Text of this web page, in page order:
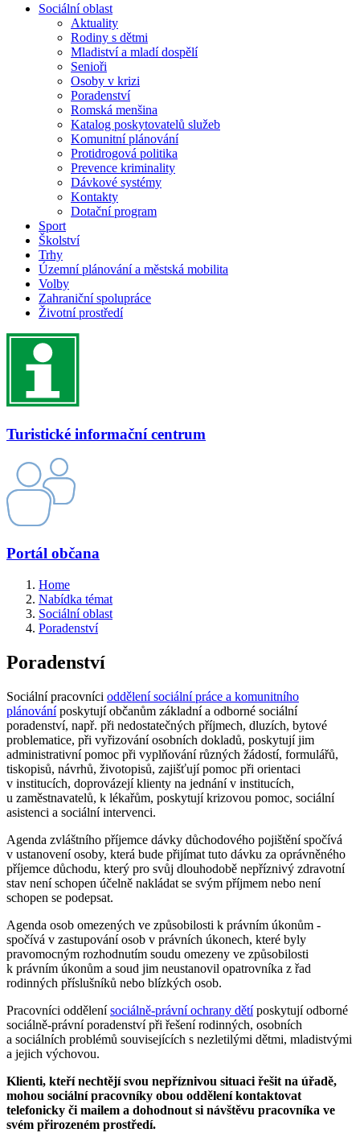
Sociální oblast
Aktuality
Rodiny s dětmi
Mladiství a mladí dospělí
Senioři
Osoby v krizi
Poradenství
Romská menšina
Katalog poskytovatelů služeb
Komunitní plánování
Protidrogová politika
Prevence kriminality
Dávkové systémy
Kontakty
Dotační program
Sport
Školství
Trhy
Územní plánování a městská mobilita
Volby
Zahraniční spolupráce
Životní prostředí
Turistické informační centrum
Portál občana
Home
Nabídka témat
Sociální oblast
Poradenství
Poradenství
Sociální pracovníci oddělení sociální práce a komunitního
plánováníposkytují občanům základní a odborné sociální
poradenství, např. při nedostatečných příjmech, dluzích, bytové
problematice, při vyřizování osobních dokladů, poskytují jim
administrativní pomoc při vyplňování různých žádostí, formulářů,
tiskopisů, návrhů, životopisů, zajišťují pomoc při orientaci
v institucích, doprovázejí klienty na jednání v institucích,
u zaměstnavatelů, k lékařům, poskytují krizovou pomoc, sociální
asistenci a sociální intervenci.
Agenda zvláštního příjemce dávky důchodového pojištění spočívá
v ustanovení osoby, která bude přijímat tuto dávku za oprávněného
příjemce důchodu, který pro svůj dlouhodobě nepříznivý zdravotní
stav není schopen účelně nakládat se svým příjmem nebo není
schopen se podepsat.
Agenda osob omezených ve způsobilosti k právním úkonům -
spočívá v zastupování osob v právních úkonech, které byly
pravomocným rozhodnutím soudu omezeny ve způsobilosti
k právním úkonům a soud jim neustanovil opatrovníka z řad
rodinných příslušníků nebo blízkých osob.
Pracovníci oddělenísociálně-právní ochrany dětíposkytují odborné
sociálně-právní poradenství při řešení rodinných, osobních
a sociálních problémů souvisejících s nezletilými dětmi, mladistvými
a jejich výchovou.
Klienti, kteří nechtějí svou nepříznivou situaci řešit na úřadě,
mohou sociální pracovníky obou oddělení kontaktovat
telefonicky či mailem a dohodnout si návštěvu pracovníka ve
svém přirozeném prostředí.